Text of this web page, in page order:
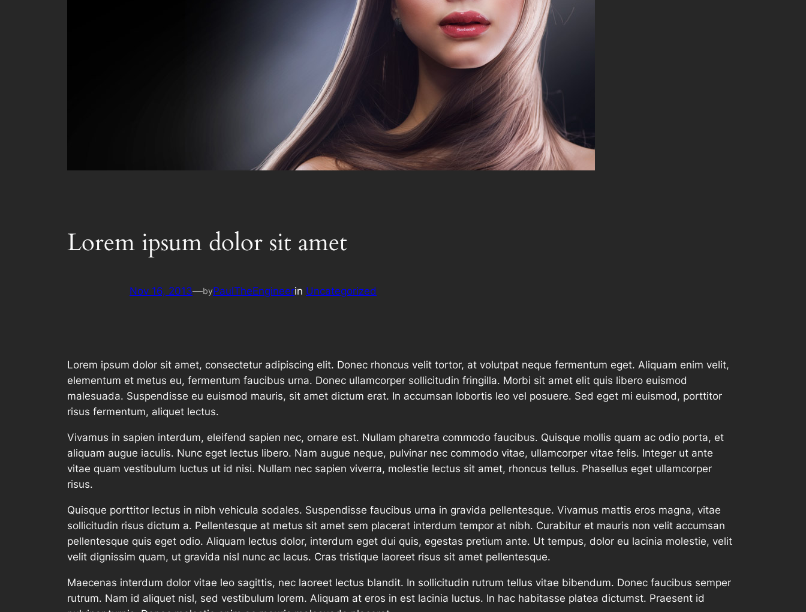
Lorem ipsum dolor sit amet
Nov 16, 2013—byPaulTheEngineerin Uncategorized
Lorem ipsum dolor sit amet, consectetur adipiscing elit. Donec rhoncus velit tortor, at volutpat neque fermentum eget. Aliquam enim velit,
elementum et metus eu, fermentum faucibus urna. Donec ullamcorper sollicitudin fringilla. Morbi sit amet elit quis libero euismod
malesuada. Suspendisse eu euismod mauris, sit amet dictum erat. In accumsan lobortis leo vel posuere. Sed eget mi euismod, porttitor
risus fermentum, aliquet lectus.
Vivamus in sapien interdum, eleifend sapien nec, ornare est. Nullam pharetra commodo faucibus. Quisque mollis quam ac odio porta, et
aliquam augue iaculis. Nunc eget lectus libero. Nam augue neque, pulvinar nec commodo vitae, ullamcorper vitae felis. Integer ut ante
vitae quam vestibulum luctus ut id nisi. Nullam nec sapien viverra, molestie lectus sit amet, rhoncus tellus. Phasellus eget ullamcorper
risus.
Quisque porttitor lectus in nibh vehicula sodales. Suspendisse faucibus urna in gravida pellentesque. Vivamus mattis eros magna, vitae
sollicitudin risus dictum a. Pellentesque at metus sit amet sem placerat interdum tempor at nibh. Curabitur et mauris non velit accumsan
pellentesque quis eget odio. Aliquam lectus dolor, interdum eget dui quis, egestas pretium ante. Ut tempus, dolor eu lacinia molestie, velit
velit dignissim quam, ut gravida nisl nunc ac lacus. Cras tristique laoreet risus sit amet pellentesque.
Maecenas interdum dolor vitae leo sagittis, nec laoreet lectus blandit. In sollicitudin rutrum tellus vitae bibendum. Donec faucibus semper
rutrum. Nam id aliquet nisl, sed vestibulum lorem. Aliquam at eros in est lacinia luctus. In hac habitasse platea dictumst. Praesent id